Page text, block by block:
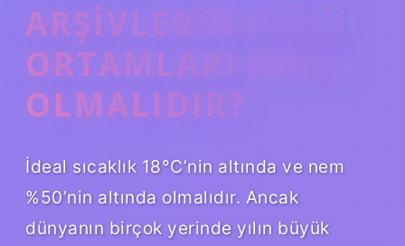
ARŞIVLERIN FIZIKI
ORTAMLARI NASIL
OLMALIDIR?
İdeal sıcaklık 18°C’nin altında ve nem
%50’nin altında olmalıdır. Ancak
dünyanın birçok yerinde yılın büyük